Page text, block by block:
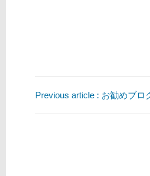
Previous article : お勧めブロ